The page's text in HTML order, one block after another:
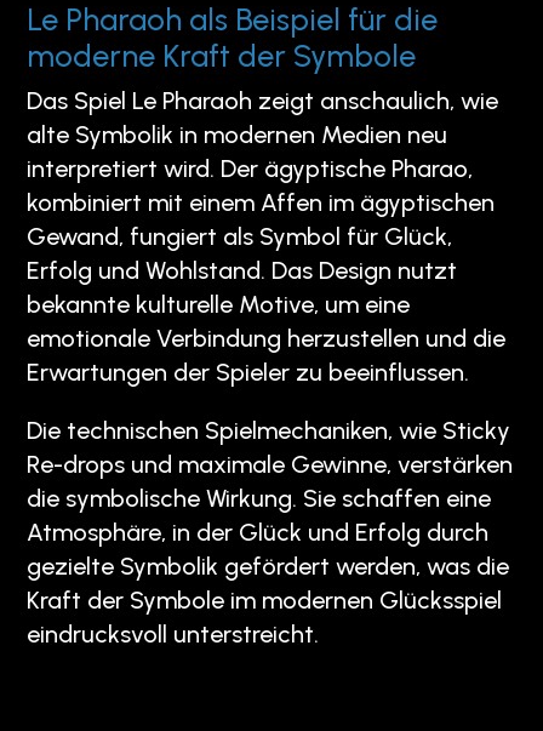
Le Pharaoh als Beispiel für die
moderne Kraft der Symbole
Das Spiel Le Pharaoh zeigt anschaulich, wie
alte Symbolik in modernen Medien neu
interpretiert wird. Der ägyptische Pharao,
kombiniert mit einem Affen im ägyptischen
Gewand, fungiert als Symbol für Glück,
Erfolg und Wohlstand. Das Design nutzt
bekannte kulturelle Motive, um eine
emotionale Verbindung herzustellen und die
Erwartungen der Spieler zu beeinflussen.
Die technischen Spielmechaniken, wie Sticky
Re-drops und maximale Gewinne, verstärken
die symbolische Wirkung. Sie schaffen eine
Atmosphäre, in der Glück und Erfolg durch
gezielte Symbolik gefördert werden, was die
Kraft der Symbole im modernen Glücksspiel
eindrucksvoll unterstreicht.